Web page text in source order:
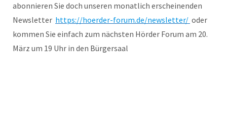
abonnieren Sie doch unseren monatlich erscheinenden
Newsletter https://hoerder-forum.de/newsletter/ oder
kommen Sie einfach zum nächsten Hörder Forum am 20.
März um 19 Uhr in den Bürgersaal